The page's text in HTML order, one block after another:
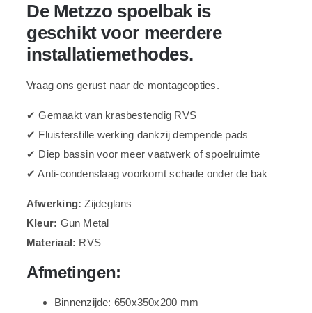
De Metzzo spoelbak is
geschikt voor meerdere
installatiemethodes.
Vraag ons gerust naar de montageopties.
✔ Gemaakt van krasbestendig RVS
✔ Fluisterstille werking dankzij dempende pads
✔ Diep bassin voor meer vaatwerk of spoelruimte
✔ Anti-condenslaag voorkomt schade onder de bak
Afwerking: Zijdeglans
Kleur: Gun Metal
Materiaal: RVS
Afmetingen:
Binnenzijde: 650x350x200 mm